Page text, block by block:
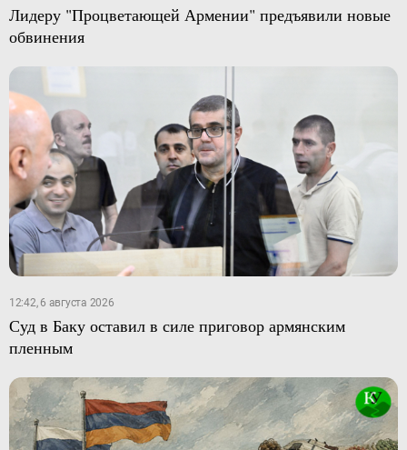
Лидеру "Процветающей Армении" предъявили новые
обвинения
12:42, 6 августа 2026
Суд в Баку оставил в силе приговор армянским
пленным